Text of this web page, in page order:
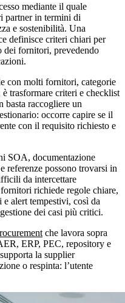
mediante il quale
partner in termini di
e sostenibilità. Una
definisce criteri chiari per
dei fornitori, prevedendo
con molti fornitori, categorie
trasformare criteri e checklist
raccogliere un
occorre capire se il
con il requisito richiesto e
SOA, documentazione
referenze possono trovarsi in
da intercettare
richiede regole chiare,
alert tempestivi, così da
dei casi più critici.
che lavora sopra
ERP, PEC, repository e
la supplier
o respinta: l’utente